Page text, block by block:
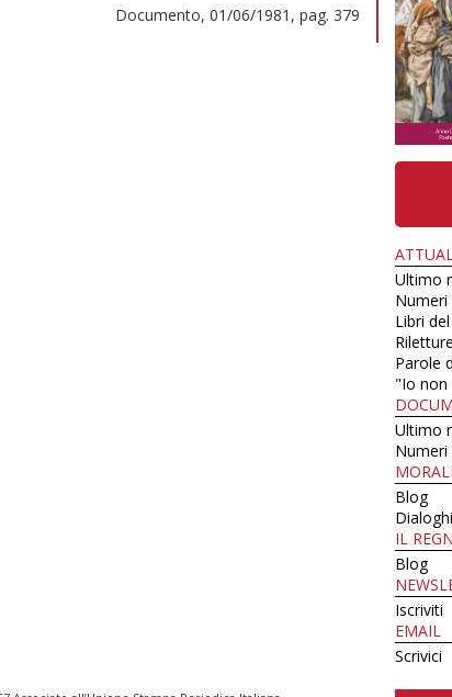
Documento, 01/06/1981, pag. 379
Ultimo
Numeri
Libri
Riletture
Parole
"Io non
Ultimo
Numeri
Blog
Dialoghi
IL
Blog
Iscriviti
EMAIL
Scrivici